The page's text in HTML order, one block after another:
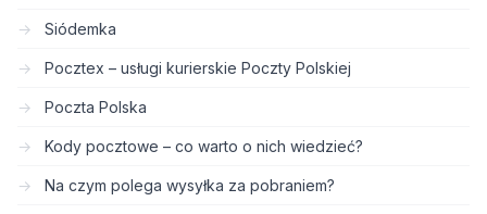
Siódemka
Pocztex – usługi kurierskie Poczty Polskiej
Poczta Polska
Kody pocztowe – co warto o nich wiedzieć?
Na czym polega wysyłka za pobraniem?